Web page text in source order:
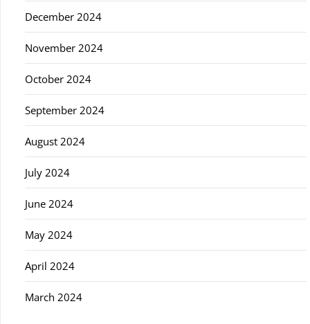
December 2024
November 2024
October 2024
September 2024
August 2024
July 2024
June 2024
May 2024
April 2024
March 2024